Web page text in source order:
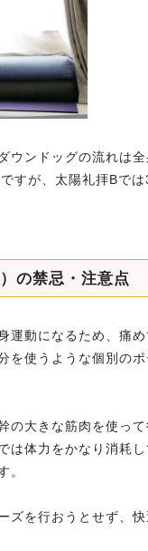
ンドッグの流れは
すが、太陽礼拝Bで
の禁忌・注意点
運動になるため、痛
を使うような個別の
の大きな筋肉を使っ
は体力をかなり消耗
。
ズを行おうとせず、